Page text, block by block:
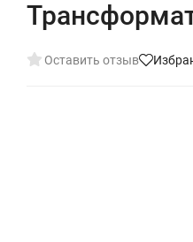
Оставить отзыв